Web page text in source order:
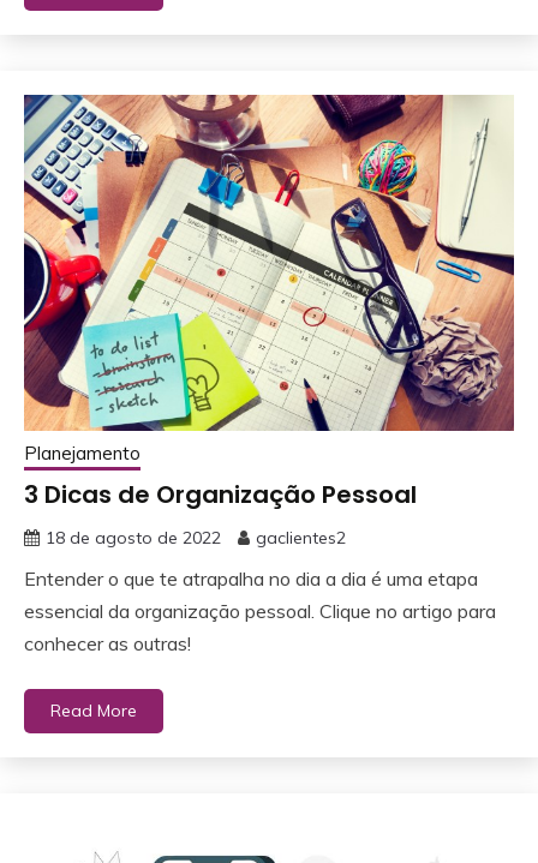
Planejamento
3 Dicas de Organização Pessoal
18 de agosto de 2022 gaclientes2
Entender o que te atrapalha no dia a dia é uma etapa
essencial da organização pessoal. Clique no artigo para
conhecer as outras!
Read More